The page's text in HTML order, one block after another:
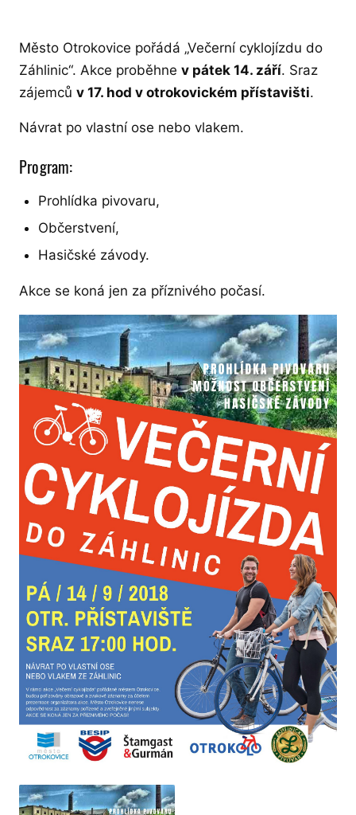
Město Otrokovice pořádá „Večerní cyklojízdu do
Záhlinic“. Akce proběhne v pátek 14. září. Sraz
zájemců v 17. hod v otrokovickém přístavišti.
Návrat po vlastní ose nebo vlakem.
Program:
Prohlídka pivovaru,
Občerstvení,
Hasičské závody.
Akce se koná jen za příznivého počasí.